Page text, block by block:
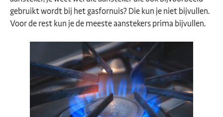
gebruikt wordt bij het gasfornuis? Die kun je niet bijvullen.
Voor de rest kun je de meeste aanstekers prima bijvullen.